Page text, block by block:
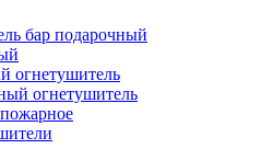
бар подарочный
огнетушитель
огнетушитель